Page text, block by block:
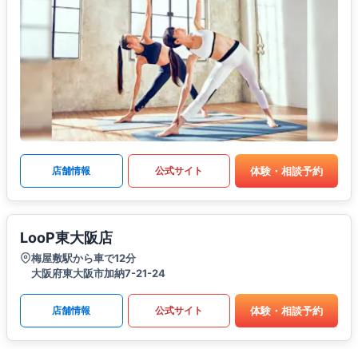
店舗情報 公式サイト 体験・相談予約
LooP東大阪店
梅屋敷駅から車で12分
大阪府東大阪市加納7-21-24
店舗情報 公式サイト 体験・相談予約